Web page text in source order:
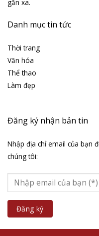
gần xa.
Danh mục tin tức
Thời trang
Văn hóa
Thể thao
Làm đẹp
Đăng ký nhận bản tin
Nhập địa chỉ email của bạn
chúng tôi: